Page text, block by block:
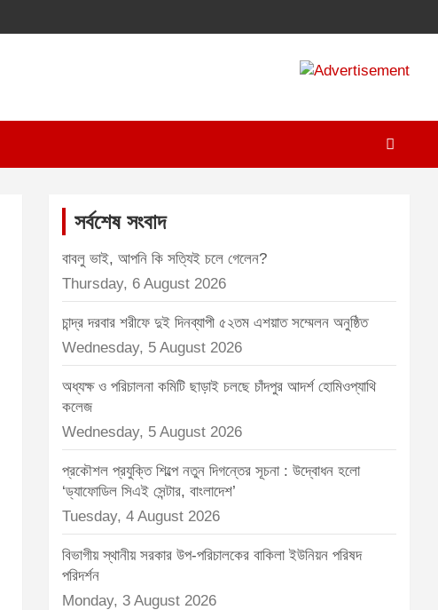
A
m
n
সর্বশেষ সংবাদ
বাবলু ভাই, আপনি কি সত্যিই চলে গেলেন?
Thursday, 6 August 2026
চান্দ্র দরবার শরীফে দুই দিনব্যাপী ৫২তম এশয়াত সম্মেলন অনুষ্ঠিত
Wednesday, 5 August 2026
অধ্যক্ষ ও পরিচালনা কমিটি ছাড়াই চলছে চাঁদপুর আদর্শ হোমিওপ্যাথি
কলেজ
Wednesday, 5 August 2026
প্রকৌশল প্রযুক্তি শিল্পে নতুন দিগন্তের সূচনা : উদ্বোধন হলো
‘ড্যাফোডিল সিএই সেন্টার, বাংলাদেশ’
Tuesday, 4 August 2026
বিভাগীয় স্থানীয় সরকার উপ-পরিচালকের বাকিলা ইউনিয়ন পরিষদ
পরিদর্শন
Monday, 3 August 2026